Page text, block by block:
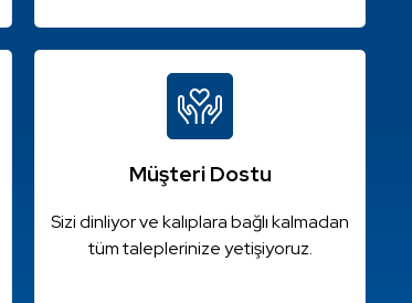
Müşteri Dostu
Sizi dinliyor ve kalıplara bağlı kalmadan
tüm taleplerinize yetişiyoruz.